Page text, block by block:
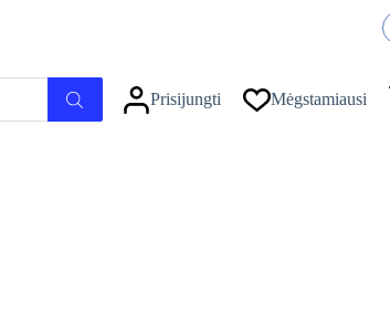
Prisijungti Mėgstamiausi